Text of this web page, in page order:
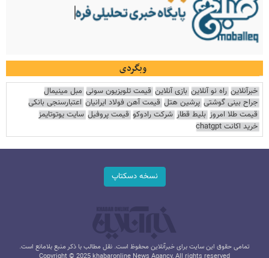
وبگردی
خبرآنلاین راه نو آنلاین بازی آنلاین قیمت تلویزیون سونی مبل مینیمال
جراح بینی گوشتی پرشین هتل قیمت آهن فولاد ایرانیان اعتبارسنجی بانکی
قیمت طلا امروز بلیط قطار شرکت رادوکو قیمت پروفیل سایت یوتوتایمز
خرید اکانت chatgpt
نسخه دسکتاپ
تمامی حقوق این سایت برای خبرآنلاین محفوظ است. نقل مطالب با ذکر منبع بلامانع است.